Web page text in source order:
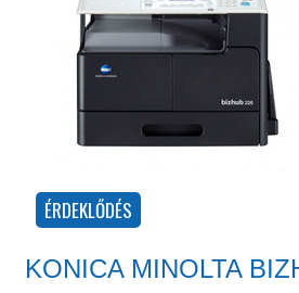
KONICA MINOLTA